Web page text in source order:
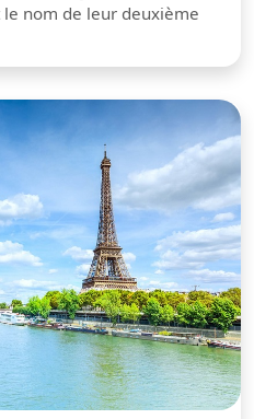
nom de leur deuxième